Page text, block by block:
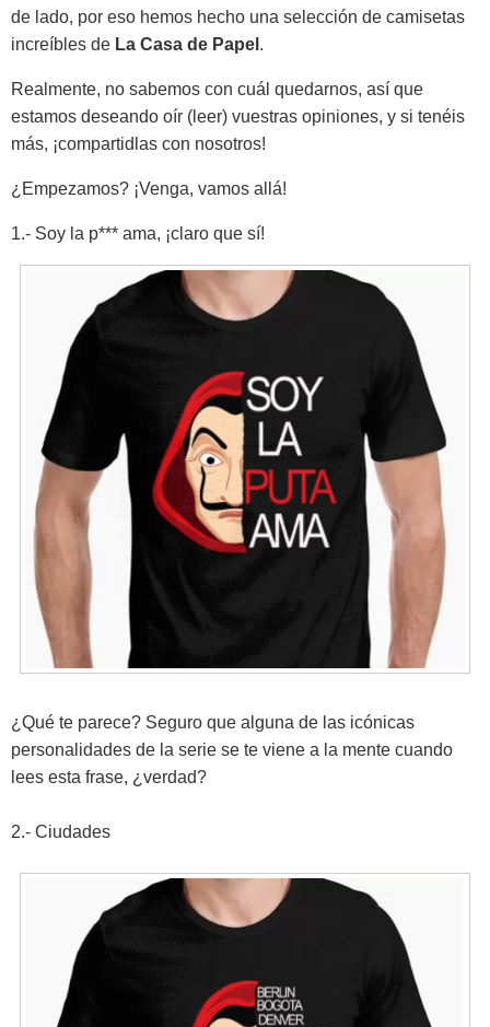
de lado, por eso hemos hecho una selección de camisetas
increíbles de La Casa de Papel .
Realmente, no sabemos con cuál quedarnos, así que
estamos deseando oír (leer) vuestras opiniones, y si tenéis
más, ¡compartidlas con nosotros!
¿Empezamos? ¡Venga, vamos allá!
1.- Soy la p*** ama, ¡claro que sí!
¿Qué te parece? Seguro que alguna de las icónicas
personalidades de la serie se te viene a la mente cuando
lees esta frase, ¿verdad?
2.- Ciudades